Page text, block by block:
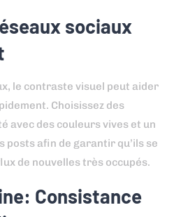
sociaux
le contraste visuel peut aider
Choisissez des
avec des couleurs vives et un
posts afin de garantir qu’ils se
de nouvelles très occupés.
Consistance